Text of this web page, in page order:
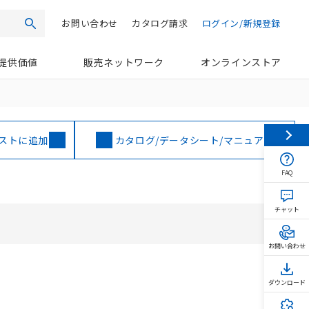
検索 ログイン/新規登録
カタログ請求
お問い合わせ
供価値 販売ネットワーク オンラインストア
トに追加 カタログ/データシート/マニュアル
FAQ
チャット
お問い合わせ
ダウンロード